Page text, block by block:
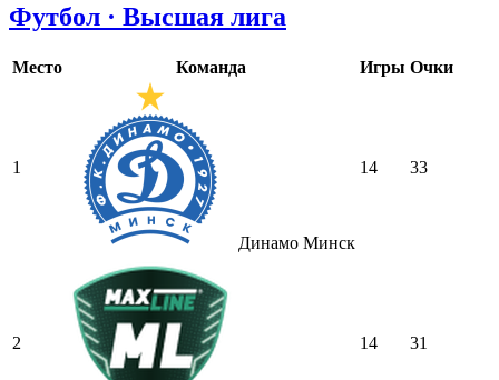
Футбол · Высшая лига
Место Команда Игры Очки
1
Динамо Минск
14 33
2 14 31